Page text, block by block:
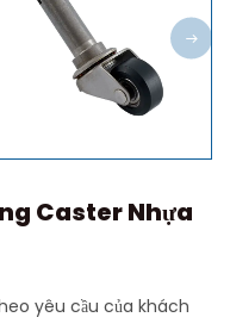
Caster Nhựa
yêu cầu của khách